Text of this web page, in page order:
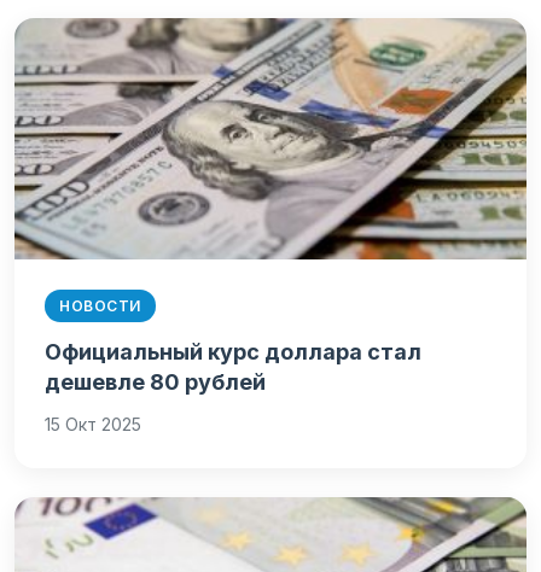
НОВОСТИ
Официальный курс доллара стал
дешевле 80 рублей
15 Окт 2025